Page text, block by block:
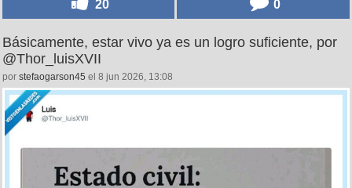
20 0
Básicamente, estar vivo ya es un logro suficiente, por
@Thor_luisXVII
por stefaogarson45 el 8 jun 2026, 13:08